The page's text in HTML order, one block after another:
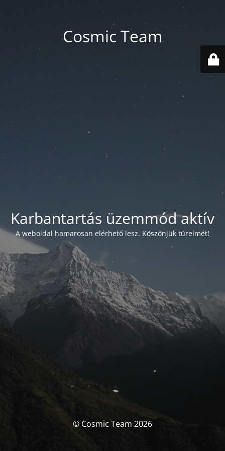
Cosmic Team
Karbantartás üzemmód aktív
A weboldal hamarosan elérhető lesz. Köszönjük türelmét!
© Cosmic Team 2026